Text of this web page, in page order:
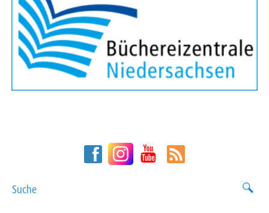
Suche